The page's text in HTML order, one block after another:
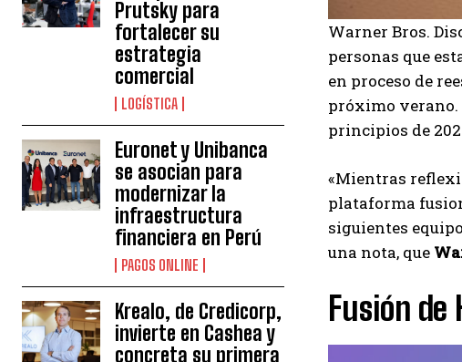
Prutsky para
fortalecer su
estrategia
comercial
LOGÍSTICA
Euronet y Unibanca
se asocian para
modernizar la
infraestructura
financiera en Perú
PAGOS ONLINE
Krealo, de Credicorp,
invierte en Cashea y
concreta su primera
Warner Bros.
personas que
en proceso de
próximo verano.
principios de
«Mientras
plataforma
siguientes
una nota, que
Fusión de